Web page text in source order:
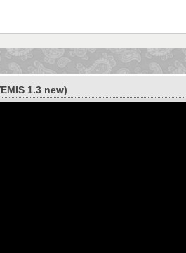
bản
xóa hay di chuyển các hình ảnh trong văn
MINH HOẠ
1.3 new)